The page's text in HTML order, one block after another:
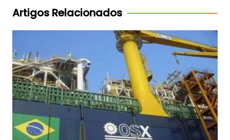
Post
Artigos Relacionados